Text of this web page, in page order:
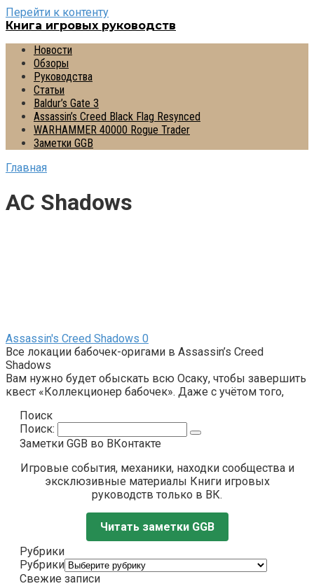
Перейти к контенту
Книга игровых руководств
Новости
Обзоры
Руководства
Статьи
Baldur’s Gate 3
Assassin’s Creed Black Flag Resynced
WARHAMMER 40000 Rogue Trader
Заметки GGB
Главная
AC Shadows
Assassin's Creed Shadows 0
Все локации бабочек-оригами в Assassin’s Creed
Shadows
Вам нужно будет обыскать всю Осаку, чтобы завершить
квест «Коллекционер бабочек». Даже с учётом того,
Поиск
Поиск:
Заметки GGB во ВКонтакте
Игровые события, механики, находки сообщества и
эксклюзивные материалы Книги игровых
руководств только в ВК.
Читать заметки GGB
Рубрики
Рубрики
Свежие записи